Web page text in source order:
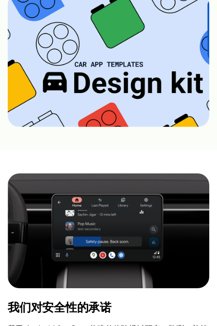
我们对安全性的承诺